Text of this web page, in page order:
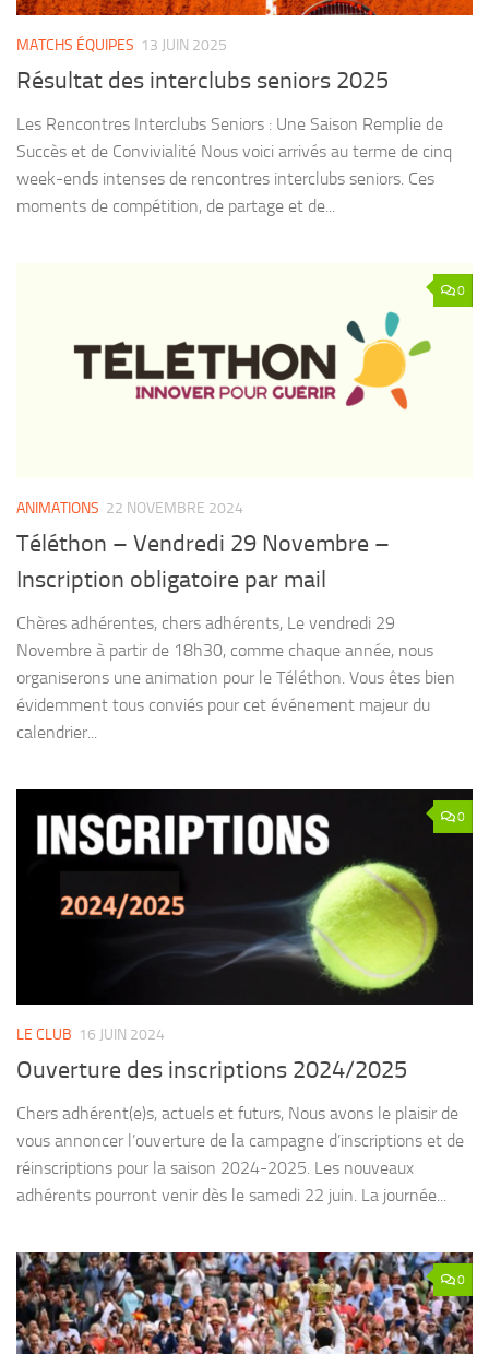
MATCHS ÉQUIPES 13 JUIN 2025
Résultat des interclubs seniors 2025
Les Rencontres Interclubs Seniors : Une Saison Remplie de
Succès et de Convivialité Nous voici arrivés au terme de cinq
week-ends intenses de rencontres interclubs seniors. Ces
moments de compétition, de partage et de...
0
ANIMATIONS 22 NOVEMBRE 2024
Téléthon – Vendredi 29 Novembre –
Inscription obligatoire par mail
Chères adhérentes, chers adhérents, Le vendredi 29
Novembre à partir de 18h30, comme chaque année, nous
organiserons une animation pour le Téléthon. Vous êtes bien
évidemment tous conviés pour cet événement majeur du
calendrier...
0
LE CLUB 16 JUIN 2024
Ouverture des inscriptions 2024/2025
Chers adhérent(e)s, actuels et futurs, Nous avons le plaisir de
vous annoncer l’ouverture de la campagne d’inscriptions et de
réinscriptions pour la saison 2024-2025. Les nouveaux
adhérents pourront venir dès le samedi 22 juin. La journée...
0